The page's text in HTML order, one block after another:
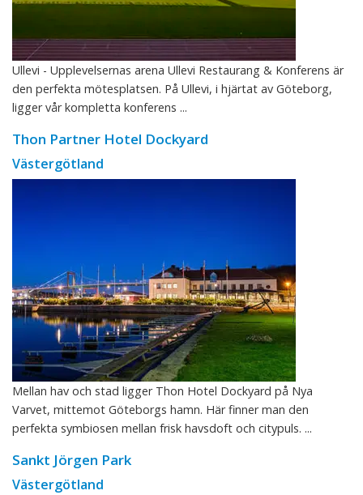
Ullevi - Upplevelsernas arena Ullevi Restaurang & Konferens är
den perfekta mötesplatsen. På Ullevi, i hjärtat av Göteborg,
ligger vår kompletta konferens ...
Thon Partner Hotel Dockyard
Västergötland
Mellan hav och stad ligger Thon Hotel Dockyard på Nya
Varvet, mittemot Göteborgs hamn. Här finner man den
perfekta symbiosen mellan frisk havsdoft och citypuls. ...
Sankt Jörgen Park
Västergötland